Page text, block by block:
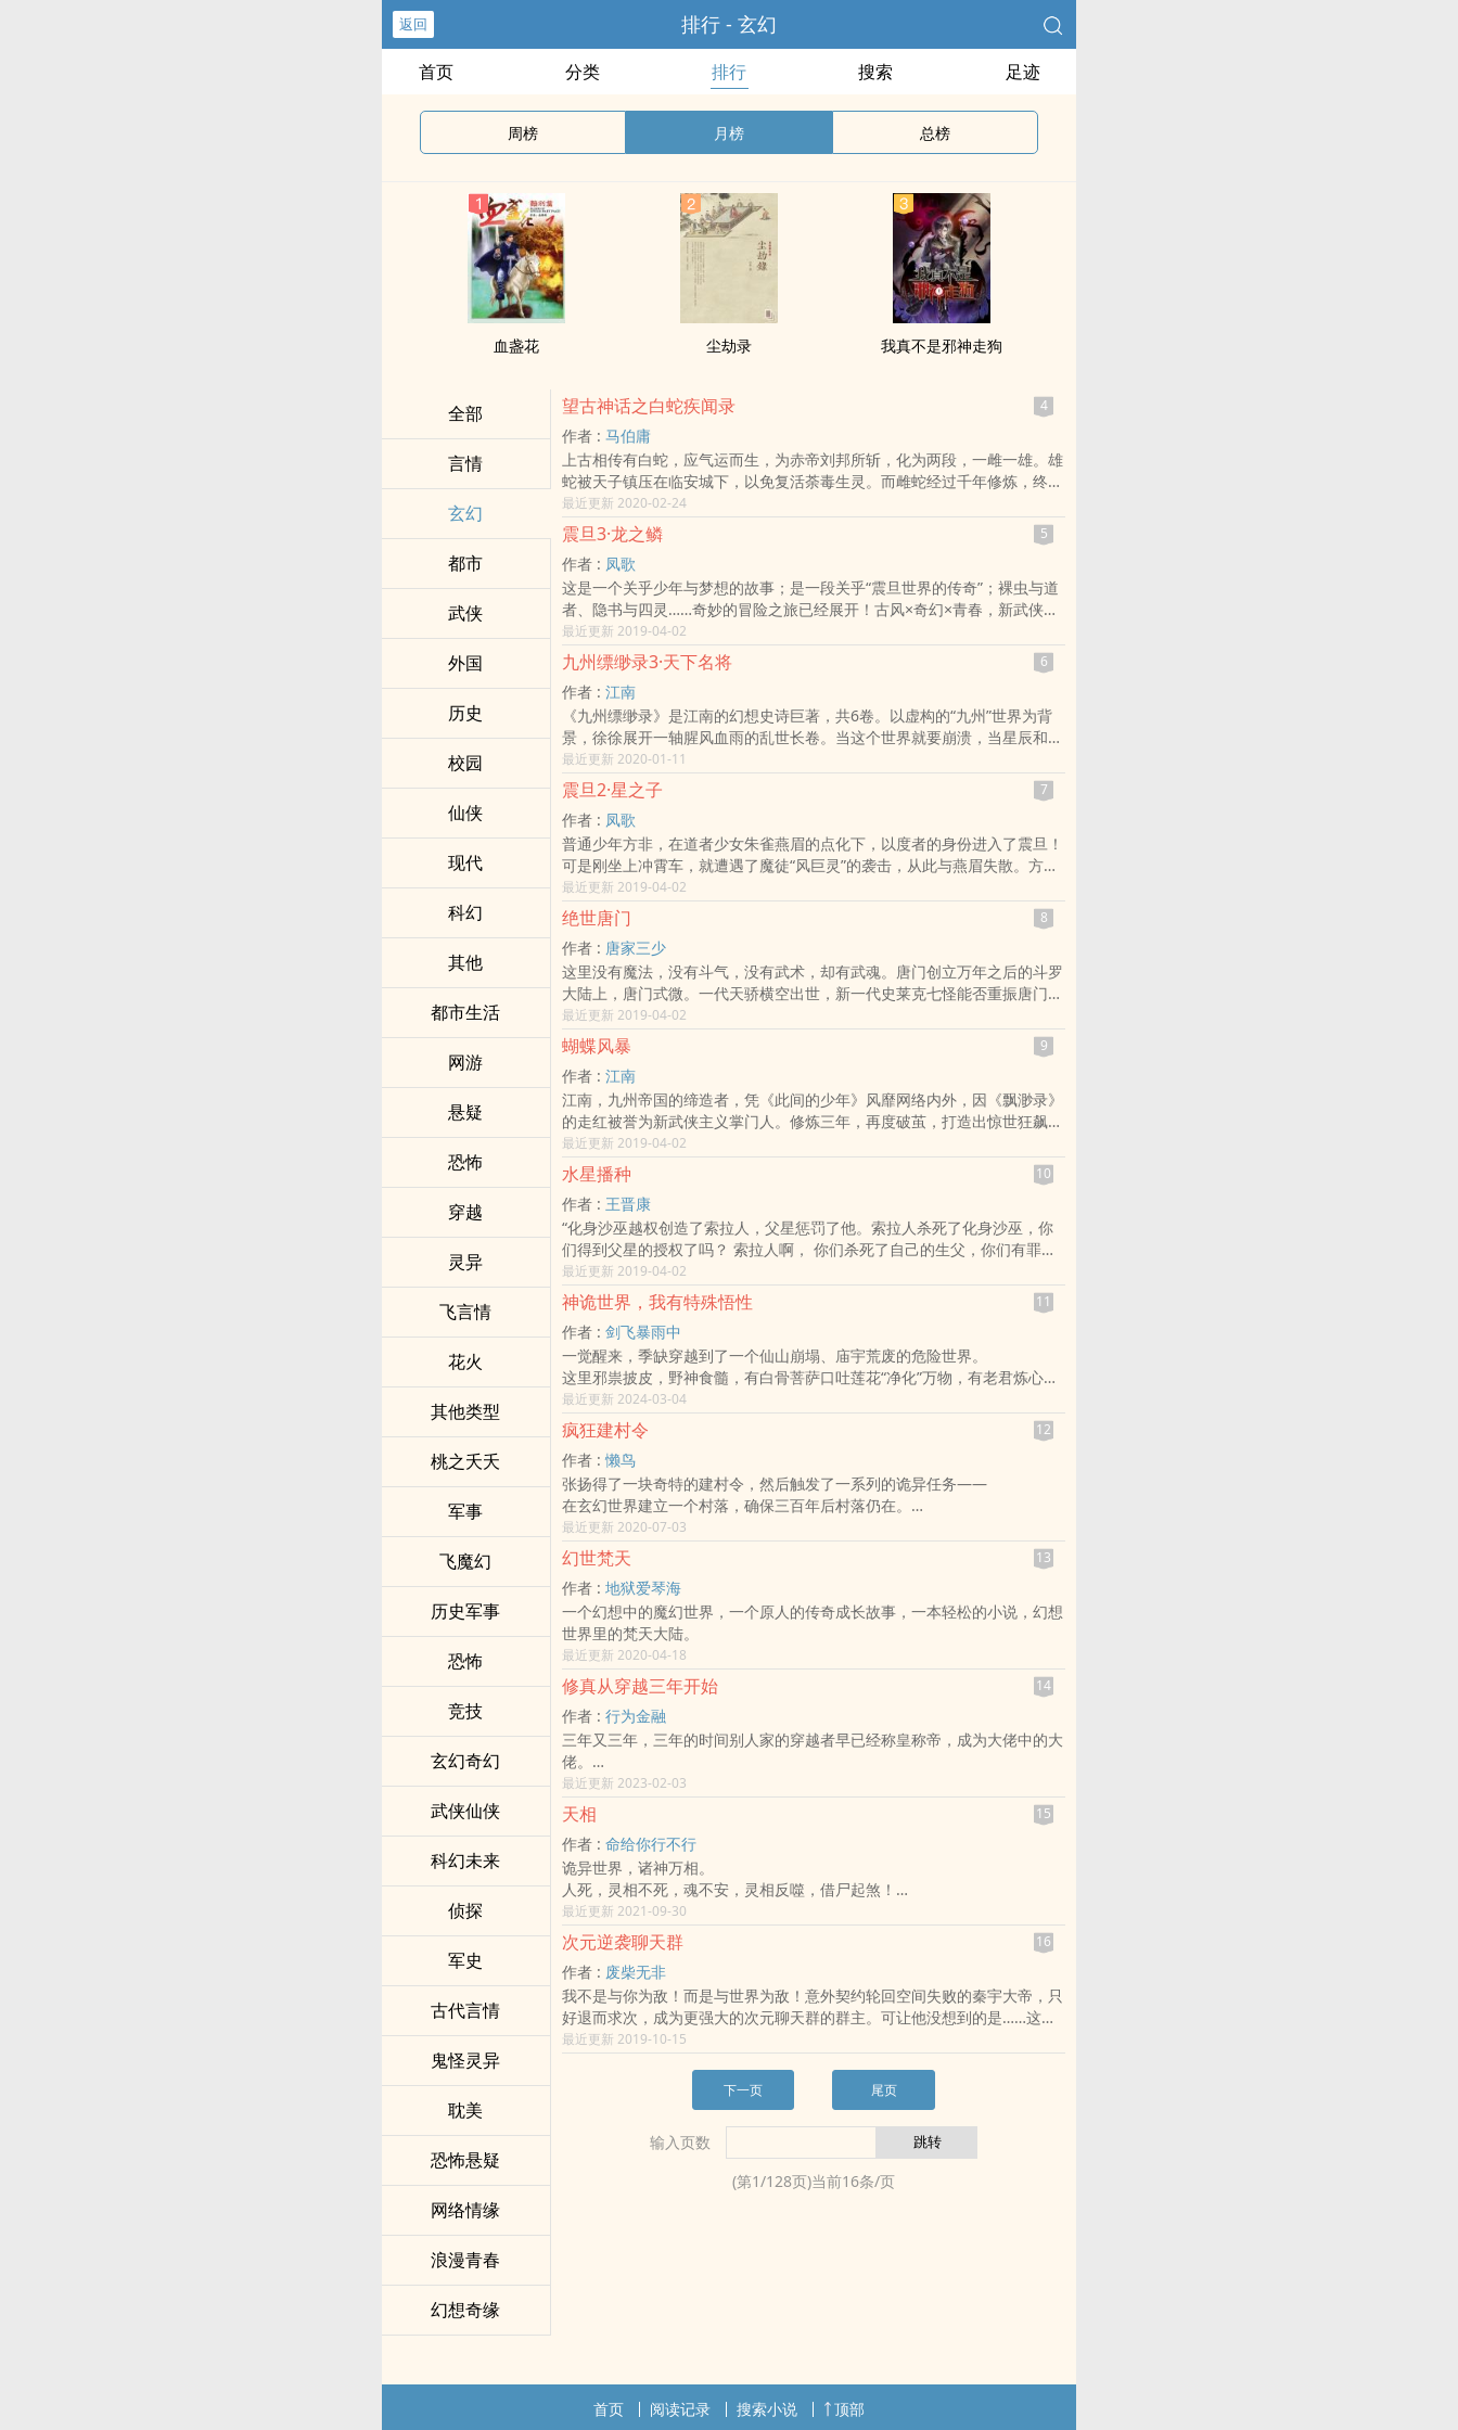
返回 排行 - 玄幻
首页 分类 排行 搜索 足迹
周榜 月榜 总榜
血盏花 尘劫录 我真不是邪神走狗
全部
言情
玄幻
都市
武侠
外国
历史
校园
仙侠
现代
科幻
其他
都市生活
网游
悬疑
恐怖
穿越
灵异
飞言情
花火
其他类型
桃之夭夭
军事
飞魔幻
历史军事
恐怖
竞技
玄幻奇幻
武侠仙侠
科幻未来
侦探
军史
古代言情
鬼怪灵异
耽美
恐怖悬疑
网络情缘
浪漫青春
幻想奇缘
望古神话之白蛇疾闻录 4
作者 : 马伯庸
上古相传有白蛇，应气运而生，为赤帝刘邦所斩，化为两段，一雌一雄。雄
蛇被天子镇压在临安城下，以免复活荼毒生灵。而雌蛇经过千年修炼，终于
化为人形，自名白素贞，经过诸多波折，与人间男子许仙成婚……
斩蛇千年之后，临安瘟疫肆虐、毒化人横行，人与妖的危机一触即发。许仙
与白素贞极力救世，却发现事情远不像他们想得那样简单。
最近更新 2020-02-24
震旦3·龙之鳞 5
作者 : 凤歌
这是一个关乎少年与梦想的故事；是一段关乎“震旦世界的传奇”；裸虫与道
者、隐书与四灵……奇妙的冒险之旅已经展开！古风×奇幻×青春，新武侠宗
师凤歌蓄势三年，打造热血青春幻想小说！继《昆仑》《沧海》之后，凤歌
全新东方幻想大长篇恢弘巨献！青春奇幻第一刊《九州志》火热连载，江南
携手凤歌，开启梦幻之章！百万读者翘首以待！
最近更新 2019-04-02
九州缥缈录3·天下名将 6
作者 : 江南
《九州缥缈录》是江南的幻想史诗巨著，共6卷。以虚构的“九州”世界为背
景，徐徐展开一轴腥风血雨的乱世长卷。当这个世界就要崩溃，当星辰和阳
光也熄灭，沉默已久的乱世之轮重新开始运转，乱世诸名将和未来的帝王们
整备了盔甲，立起标志着各家徽记的大旗，去向不知结局的战场。其气势之
磅礴、架构之宏大、想象力之丰富，堪称中国版《冰与火之歌》。
本书为江南的幻想史诗巨著《九州缥缈录》第三部《天下名将》。
胤末的帝都天启城，风雨飘摇。离国侯嬴无翳以五千雷骑占领帝都。七百年
来第1次，皇帝成了臣子手中的傀儡，而仅仅六年之后，他毫无预兆地重新
披甲上马，领军离开天启。诸国震惊。必须在路上斩杀这只雄狮，这是罕见
的好机会！
而虎牙和影月这两件将以血光照亮未来二十年的魂印兵器，在少年们的手中
咆哮不已。武器是不能久藏于匣中的，乱世诸名将和未来的帝王也一样。他
们整备了盔甲，立起标志着各家徽记的大旗，去向不知结局的战场。
而此时，舔着爪牙的雄狮正在殇阳关深处，等待着他们的到来。
这个乱世，跟杀了威武王嬴无翳比起来，什么都算不得功业！你很快就会遇
见强敌，但是你应该狂喜，因为你终于有了这个机会和他们对面！
最近更新 2020-01-11
震旦2·星之子 7
作者 : 凤歌
普通少年方非，在道者少女朱雀燕眉的点化下，以度者的身份进入了震旦！
可是刚坐上冲霄车，就遭遇了魔徒“风巨灵”的袭击，从此与燕眉失散。方非
失落在山都森林，却意外获得能言果、星拂、尺木这几样对他来说至关重要
的物品，结识了善良淳朴的简真一家人。又在各种机缘巧合下，误打误撞地
通过了“八非学宫”的入学考试。至此，方非隐约觉得背后一直有神秘人在推
波助澜，但是他来不及细想，想找到燕眉的强烈愿望，让他鼓足勇气，下定
决心，要成为最好的道者……
最近更新 2019-04-02
绝世唐门 8
作者 : 唐家三少
这里没有魔法，没有斗气，没有武术，却有武魂。唐门创立万年之后的斗罗
大陆上，唐门式微。一代天骄横空出世，新一代史莱克七怪能否重振唐门，
谱写一曲绝世唐门之歌？百万年魂兽，手握日月摘星辰的死灵圣法神，导致
唐门衰落的全新魂导器体系。一切的神奇都将一一展现。唐门暗器能否重振
雄风，唐门能否重现辉煌，一切尽在绝世唐门！
最近更新 2019-04-02
蝴蝶风暴 9
作者 : 江南
江南，九州帝国的缔造者，凭《此间的少年》风靡网络内外，因《飘渺录》
的走红被誉为新武侠主义掌门人。修炼三年，再度破茧，打造出惊世狂飙
《蝴碟风暴》！
最近更新 2019-04-02
水星播种 10
作者 : 王晋康
“化身沙巫越权创造了索拉人，父星惩罚了他。索拉人杀死了化身沙巫，你
们得到父星的授权了吗？ 索拉人啊， 你们杀死了自己的生父，你们有罪
了；你们要世世代代背负着原罪，直到化身沙巫复生。”
最近更新 2019-04-02
神诡世界，我有特殊悟性 11
作者 : 剑飞暴雨中
一觉醒来，季缺穿越到了一个仙山崩塌、庙宇荒废的危险世界。
这里邪祟披皮，野神食髓，有白骨菩萨口吐莲花“净化”万物，有老君炼心炼
丹……
面对这诡异的世界，季缺万幸自己拥有一项很神奇的能力，把悟性像钞票一
样攒起来用。
悟性积攒得越多，悟出的东西就越神奇。
领悟“游泳”，在水里快若游鱼不说，在地上也能游得飞快。
领悟《仁书》，多学会了一门将人“一分为二”的战技！
领悟《义学》，意外掌握了一门技巧！
领悟《逍遥游》、《墨子》、《道藏》……
之后，季缺开始憋大招，想看看悟性攒到极限会有什么效果。
直到有一天，他实在憋不住了，又一直对某道心心念念的炒菜求之不得，于
是把悟性全部用在了“爆炒和颠勺”上。
后来，江湖传言，一只恐怖的瘟神刚降临人间没多久，就被一名路过的厨子
颠勺颠死了……
最近更新 2024-03-04
疯狂建村令 12
作者 :懒鸟
张扬得了一块奇特的建村令，然后触发了一系列的诡异任务——
在玄幻世界建立一个村落，确保三百年后村落仍在。
在末日世界建立一个基地，确保不被十亿丧尸攻破。
在游戏世界建立一个王国，确保三百年后王国仍在。
在仙侠世界建立一个宗门，确保三千年后传承仍在。
张扬：救命啊，这建村令疯了！
最近更新 2020-07-03
幻世梵天 13
作者 : 地狱爱琴海
一个幻想中的魔幻世界，一个原人的传奇成长故事，一本轻松的小说，幻想
世界里的梵天大陆。
最近更新 2020-04-18
修真从穿越三年开始 14
作者 : 行为金融
三年又三年，三年的时间别人家的穿越者早已经称皇称帝，成为大佬中的大
佬。
然而，
穿越三年，带着个能看不能加的破烂熟练度面板的张清元，还只是云水宗数
万外门弟子当中的一个小透明。
最近更新 2023-02-03
天相 15
作者 : 命给你行不行
诡异世界，诸神万相。
人死，灵相不死，魂不安，灵相反噬，借尸起煞！
魔祟崛起，强者现世，谁主沉浮？
相由心生，灵相万千，谁探天相！
最近更新 2021-09-30
次元逆袭聊天群 16
作者 : 废柴无非
我不是与你为敌！而是与世界为敌！意外契约轮回空间失败的秦宇大帝，只
好退而求次，成为更强大的次元聊天群的群主。可让他没想到的是……这个
世界，已经完全换了模样。“哥哥，这一世，就让我来保护你吧！”“秦宇队
长，是我无能！既然重来一次，我一定要助您登上那至高无上之颠！”“秦
宇，如果能重新认识你的话，我一定要让你，先爱上我！”“秦羽大帝！我不
接受！！！&lt;/br&gt;各位书友要是觉得《次元逆袭聊天群》还不错的话请
不要忘记向您QQ群和微博里的朋友推荐哦！次元逆袭聊天群最新章节,次元
逆袭聊天群无弹窗,次元逆袭聊天群全文阅读.
最近更新 2019-10-15
下一页 尾页
输入页数
(第1/128页)当前16条/页
首页 阅读记录 搜索小说 顶部